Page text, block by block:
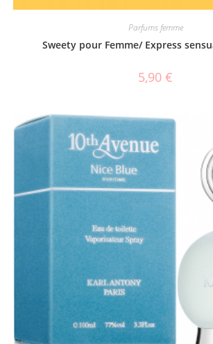
Parfums femme
Sweety pour Femme/ Express
5,90 €